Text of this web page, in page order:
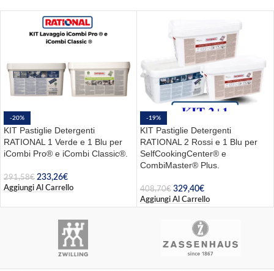
-20%
KIT Pastiglie Detergenti
RATIONAL 1 Verde e 1 Blu per
iCombi Pro® e iCombi Classic®.
291,58€ 233,26€
Aggiungi Al Carrello
-19%
KIT Pastiglie Detergenti
RATIONAL 2 Rossi e 1 Blu per
SelfCookingCenter® e
CombiMaster® Plus.
408,70€ 329,40€
Aggiungi Al Carrello